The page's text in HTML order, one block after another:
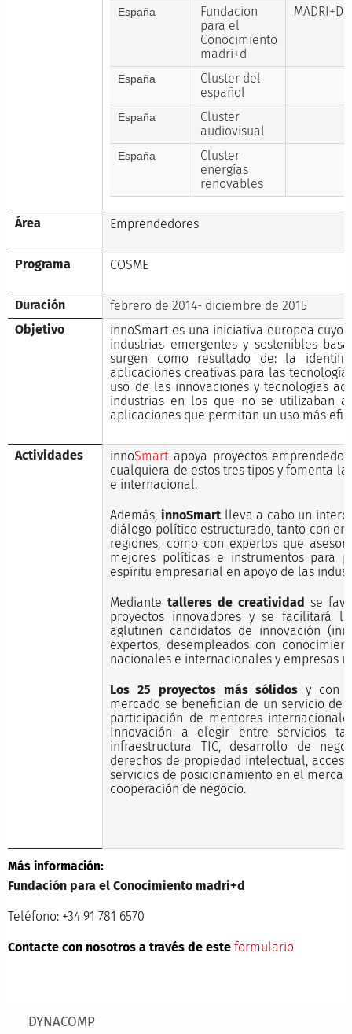
Main menu
DYNACOMP
España
Fundacion
para el
Conocimiento
madri+d
MADRI+D
España
Cluster del
español
España
Cluster
audiovisual
España
Cluster
energías
renovables
Área Emprendedores
Programa COSME
Duración
febrero de 2014- diciembre de 2015
Objetivo
innoSmart es una iniciativa europea cuyo
industrias emergentes y sostenibles
surgen como resultado de: la
aplicaciones creativas para las
uso de las innovaciones y tecnologías
industrias en los que no se utilizaban
aplicaciones que permitan un uso más
Actividades innoSmartapoya proyectos
cualquiera de estos tres tipos y fomenta
e internacional.
Además,innoSmart lleva a cabo un
diálogo político estructurado, tanto con
regiones, como con expertos que
mejores políticas e instrumentos para
espíritu empresarial en apoyo de las
Mediantetalleres de creatividad se
proyectos innovadores y se facilitará
aglutinen candidatos de innovación
expertos, desempleados con
nacionales e internacionales y empresas
Los 25 proyectos más sólidos y con
mercado se benefician de un servicio de
participación de mentores
Innovación a elegir entre servicios
infraestructura TIC, desarrollo de
derechos de propiedad intelectual,
servicios de posicionamiento en el
cooperación de negocio.
Más información:
Fundación para el Conocimiento madri+d
Teléfono: +34 91 781 6570
Contacte con nosotros a través de este formulario